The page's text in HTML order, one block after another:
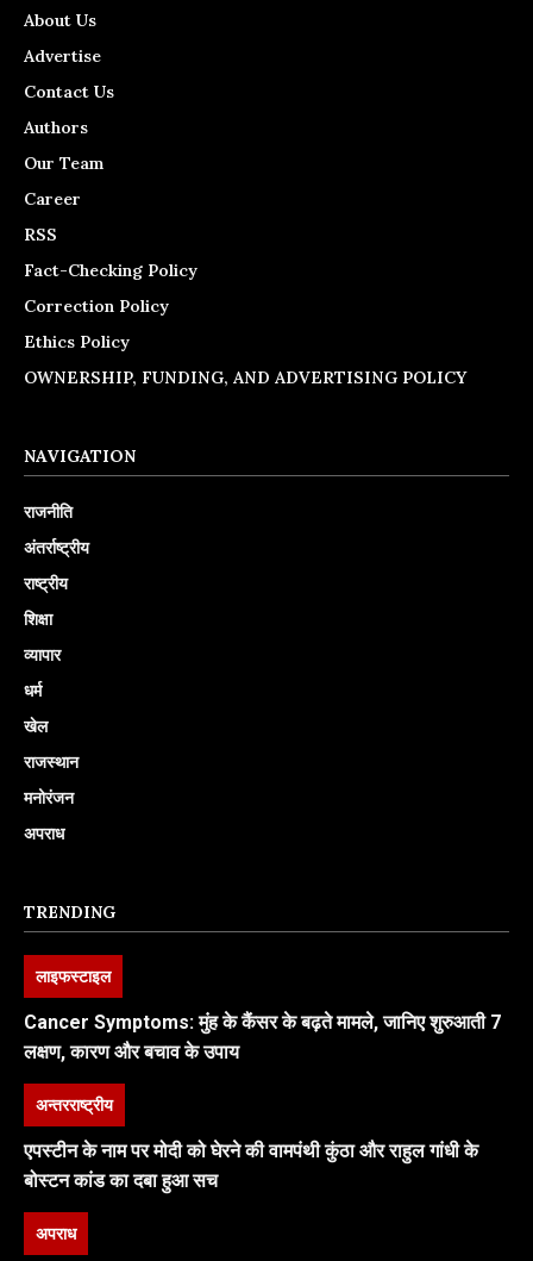
About Us
Advertise
Contact Us
Authors
Our Team
Career
RSS
Fact-Checking Policy
Correction Policy
Ethics Policy
OWNERSHIP, FUNDING, AND ADVERTISING POLICY
NAVIGATION
राजनीति
अंतर्राष्ट्रीय
राष्ट्रीय
शिक्षा
व्यापार
धर्म
खेल
राजस्थान
मनोरंजन
अपराध
TRENDING
लाइफस्टाइल
Cancer Symptoms: मुंह के कैंसर के बढ़ते मामले, जानिए शुरुआती 7
लक्षण, कारण और बचाव के उपाय
अन्तरराष्ट्रीय
एपस्टीन के नाम पर मोदी को घेरने की वामपंथी कुंठा और राहुल गांधी के
बोस्टन कांड का दबा हुआ सच
अपराध